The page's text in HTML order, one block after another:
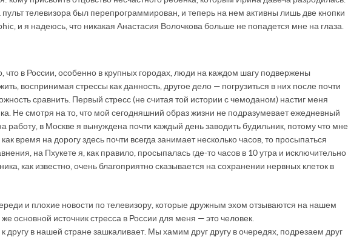
телевизора был перепрограммирован, и теперь на нем активны лишь две кнопки
и я надеюсь, что никакая Анастасия Волочкова больше не попадется мне на глаза.
что в России, особенно в крупных городах, люди на каждом шагу подвержены
воспринимая стрессы как данность, другое дело — погрузиться в них после почти
сравнить. Первый стресс (не считая той истории с чемоданом) настиг меня
Не смотря на то, что мой сегодняшний образ жизни не подразумевает ежедневный
работу, в Москве я вынуждена почти каждый день заводить будильник, потому что мне
время на дорогу здесь почти всегда занимает несколько часов, то просыпаться
на Пхукете я, как правило, просыпалась где-то часов в 10 утра и исключительно
как известно, очень благоприятно сказывается на сохранении нервных клеток в
и плохие новости по телевизору, которые дружным эхом отзываются на нашем
основной источник стресса в России для меня — это человек.
другу в нашей стране зашкаливает. Мы хамим друг другу в очередях, подрезаем друг